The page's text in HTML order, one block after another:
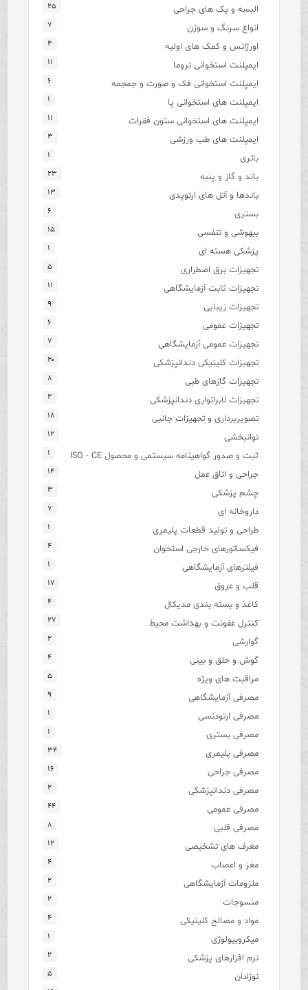
البسه و پک های جراحی ۲۵
انواع سرنگ و سوزن ۷
اورژانس و کمک های اولیه ۲
ایمپلنت استخوانی تروما ۱۱
ایمپلنت استخوانی فک و صورت و جمجمه ۶
ایمپلنت های استخوانی پا ۱
ایمپلنت های استخوانی ستون فقرات ۱۱
ایمپلنت های طب ورزشی ۳
باتری ۱
باند و گاز و پنبه ۲۳
باندها و آتل های ارتوپدی ۱۳
بستری ۶
بیهوشی و تنفسی ۱۵
پزشکی هسته ای ۱
تجهیزات برق اضطراری ۵
تجهیزات ثابت آزمایشگاهی ۱۱
تجهیزات زیبایی ۹
تجهیزات عمومی ۶
تجهیزات عمومی آزمایشگاهی ۷
تجهیزات کلینیکی دندانپزشکی ۲۰
تجهیزات گازهای طبی ۸
تجهیزات لابراتواری دندانپزشکی ۲
تصویربرداری و تجهیزات جانبی ۱۸
توانبخشی ۱۲
ثبت و صدور گواهینامه سیستمی و محصول ISO - CE ۱
جراحی و اتاق عمل ۱۴
چشم پزشکی ۳
داروخانه ای ۷
طراحی و تولید قطعات پلیمری ۱
فیکساتورهای خارجی استخوان ۴
فیلترهای آزمایشگاهی ۱
قلب و عروق ۱۷
کاغذ و بسته بندی مدیکال ۴
کنترل عفونت و بهداشت محیط ۲۷
گوارشی ۲
گوش و حلق و بینی ۴
مراقبت های ویژه ۵
مصرفی آزمایشگاهی ۹
مصرفی ارتودنسی ۱
مصرفی بستری ۱
مصرفی پلیمری ۳۴
مصرفی جراحی ۱۶
مصرفی دندانپزشکی ۲
مصرفی عمومی ۴۴
مصرفی قلبی ۸
معرف های تشخیصی ۱۲
مغز و اعصاب ۴
ملزومات آزمایشگاهی ۲
منسوجات ۲
مواد و مصالح کلینیکی ۴
میکروبیولوژی ۱
نرم افزارهای پزشکی ۲
نوزادان ۵